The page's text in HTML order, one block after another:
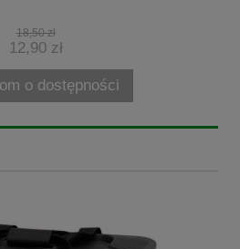
18,50 zł
12,90 zł
o dostępności